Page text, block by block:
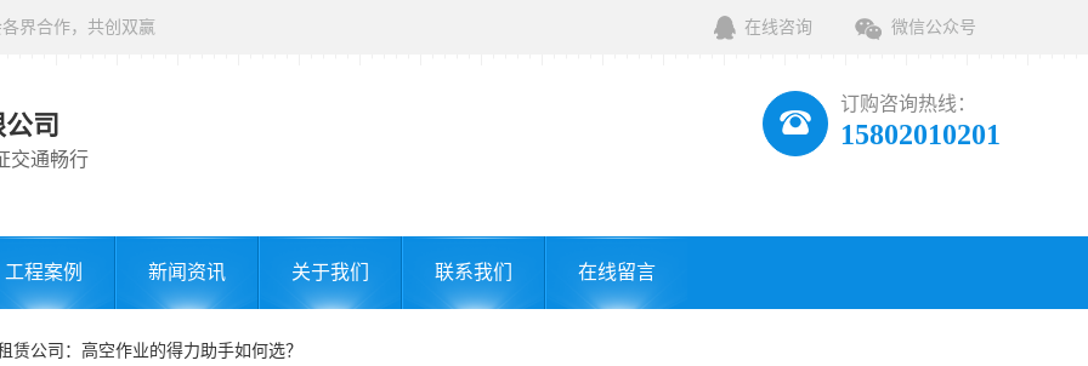
界合作，共创双赢 在线咨询 微信公众号
司
交通畅行
订购咨询热线：
15802010201
工程案例 新闻资讯 关于我们 联系我们 在线留言
赁公司：高空作业的得力助手如何选？